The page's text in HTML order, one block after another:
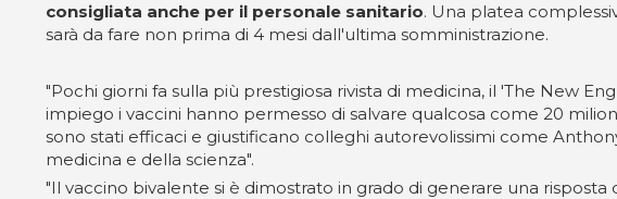
consigliata anche per il personale sanitario. Una platea
sarà da fare non prima di 4 mesi dall'ultima somministrazione.
"Pochi giorni fa sulla più prestigiosa rivista di medicina, il 'The New
impiego i vaccini hanno permesso di salvare qualcosa come 20
sono stati efficaci e giustificano colleghi autorevolissimi come
medicina e della scienza".
"Il vaccino bivalente si è dimostrato in grado di generare una